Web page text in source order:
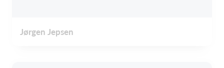
Jørgen Jepsen